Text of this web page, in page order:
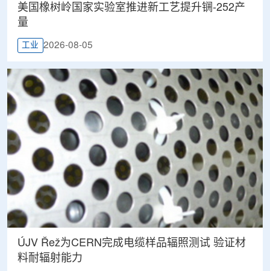
美国橡树岭国家实验室推进新工艺提升锎-252产
量
工业 2026-08-05
ÚJV Řež为CERN完成电缆样品辐照测试 验证材
料耐辐射能力